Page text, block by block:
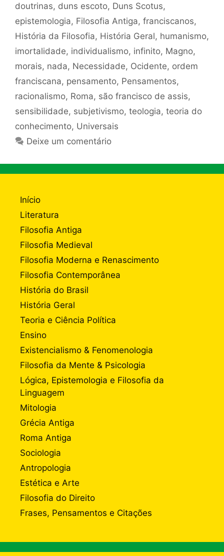
doutrinas, duns escoto, Duns Scotus,
epistemologia, Filosofia Antiga, franciscanos,
História da Filosofia, História Geral, humanismo,
imortalidade, individualismo, infinito, Magno,
morais, nada, Necessidade, Ocidente, ordem
franciscana, pensamento, Pensamentos,
racionalismo, Roma, são francisco de assis,
sensibilidade, subjetivismo, teologia, teoria do
conhecimento, Universais
Deixe um comentário
Início
Literatura
Filosofia Antiga
Filosofia Medieval
Filosofia Moderna e Renascimento
Filosofia Contemporânea
História do Brasil
História Geral
Teoria e Ciência Política
Ensino
Existencialismo & Fenomenologia
Filosofia da Mente & Psicologia
Lógica, Epistemologia e Filosofia da
Linguagem
Mitologia
Grécia Antiga
Roma Antiga
Sociologia
Antropologia
Estética e Arte
Filosofia do Direito
Frases, Pensamentos e Citações